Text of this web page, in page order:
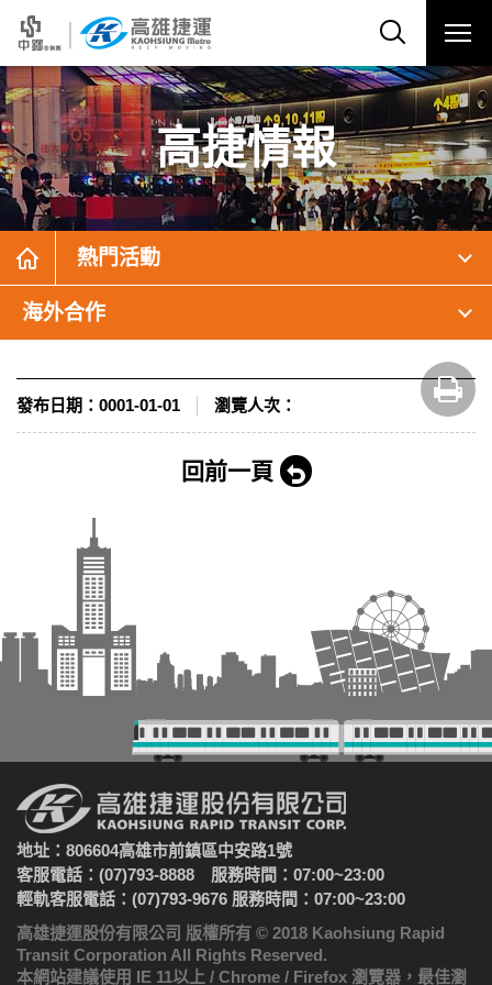
高捷情報
熱門活動
海外合作
發布日期： 0001-01-01 瀏覽人次：
回前一頁
地址：806604高雄市前鎮區中安路1號
客服電話：(07)793-8888 服務時間：07:00~23:00
輕軌客服電話：(07)793-9676 服務時間：07:00~23:00
高雄捷運股份有限公司 版權所有 © 2018 Kaohsiung Rapid
Transit Corporation All Rights Reserved.
本網站建議使用 IE 11以上 / Chrome / Firefox 瀏覽器，最佳瀏